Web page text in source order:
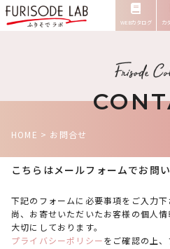
WEBカタログ カ
HOME > お問合せ
こちらはメールフォームでお問
下記のフォームに必要事項をご入力下
尚、お寄せいただいたお客様の個人
大切にしております。
プライバシーポリシーをご確認の上、